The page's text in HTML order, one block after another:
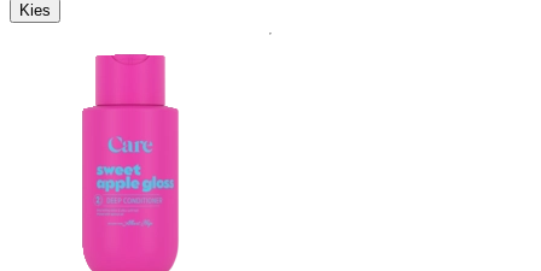
Kies